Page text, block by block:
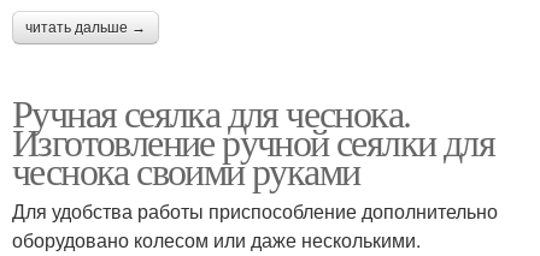
читать дальше →
Ручная сеялка для чеснока.
Изготовление ручной сеялки для
чеснока своими руками
Для удобства работы приспособление дополнительно
оборудовано колесом или даже несколькими.